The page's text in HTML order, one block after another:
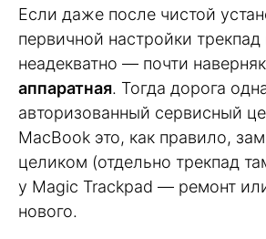
Если даже после чистой
первичной настройки трекпад
неадекватно — почти
аппаратная. Тогда дорога
авторизованный сервисный
MacBook это, как правило,
целиком (отдельно трекпад
у Magic Trackpad — ремонт
нового.